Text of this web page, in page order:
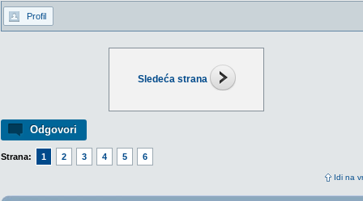
Sledeća strana
Odgovori
Strana: 1 2 3 4 5 6
Idi na
Profil